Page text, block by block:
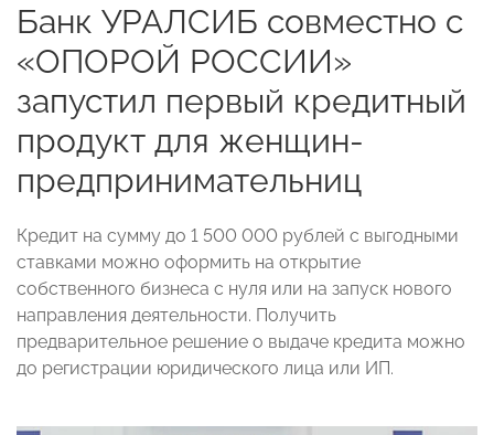
Банк УРАЛСИБ совместно с
«ОПОРОЙ РОССИИ»
запустил первый кредитный
продукт для женщин-
предпринимательниц
Кредит на сумму до 1 500 000 рублей с выгодными
ставками можно оформить на открытие
собственного бизнеса с нуля или на запуск нового
направления деятельности. Получить
предварительное решение о выдаче кредита можно
до регистрации юридического лица или ИП.